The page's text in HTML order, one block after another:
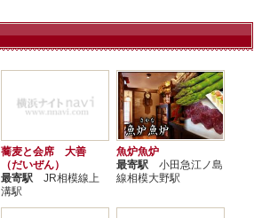
蕎麦と会席 大善
（だいぜん）
最寄駅 JR相模線上
溝駅
魚炉魚炉
最寄駅 小田急江ノ島
線相模大野駅